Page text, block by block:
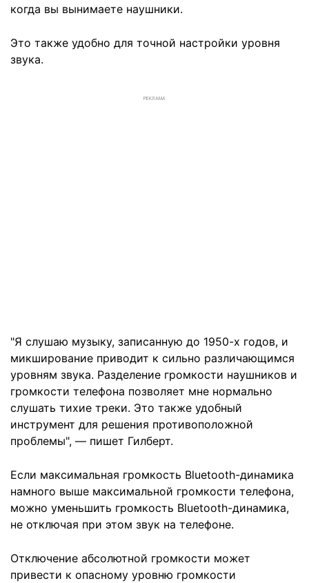
когда вы вынимаете наушники.
Это также удобно для точной настройки уровня
звука.
РЕКЛАМА
"Я слушаю музыку, записанную до 1950-х годов, и
микширование приводит к сильно различающимся
уровням звука. Разделение громкости наушников и
громкости телефона позволяет мне нормально
слушать тихие треки. Это также удобный
инструмент для решения противоположной
проблемы", — пишет Гилберт.
Если максимальная громкость Bluetooth-динамика
намного выше максимальной громкости телефона,
можно уменьшить громкость Bluetooth-динамика,
не отключая при этом звук на телефоне.
Отключение абсолютной громкости может
привести к опасному уровню громкости